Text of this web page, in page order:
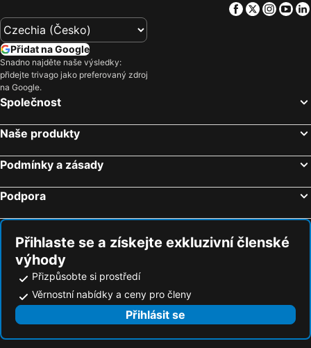
Facebook
Twitter
Přidat na Google
Snadno najděte naše výsledky:
přidejte trivago jako preferovaný zdroj
na Google.
Společnost
Naše produkty
Podmínky a zásady
Podpora
Přihlaste se a získejte exkluzivní členské
výhody
Přizpůsobte si prostředí
Věrnostní nabídky a ceny pro členy
Přihlásit se